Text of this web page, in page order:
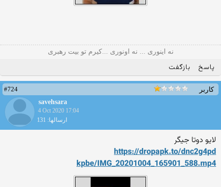
نه اینوری ... نه اونوری ...کیرم تو بیت رهبری
پاسخ بازگفت
کاربر
#724
savehsara
4 Oct 2020 17:04
ارسالها: 131
لایو دوتا جیگر
https://dropapk.to/dnc2g4pd
kpbe/IMG_20201004_165901_588.mp4